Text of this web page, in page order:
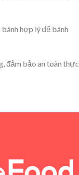
hợp lý để bánh
đảm bảo an toàn thực